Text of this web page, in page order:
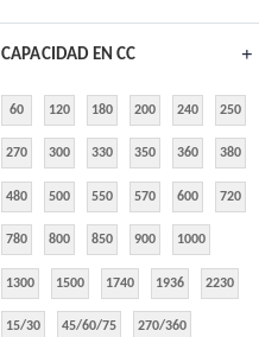
CAPACIDAD EN CC
60 120 180 200 240 250
270 300 330 350 360 380
480 500 550 570 600 720
780 800 850 900 1000
1300 1500 1740 1936 2230
15/30 45/60/75 270/360